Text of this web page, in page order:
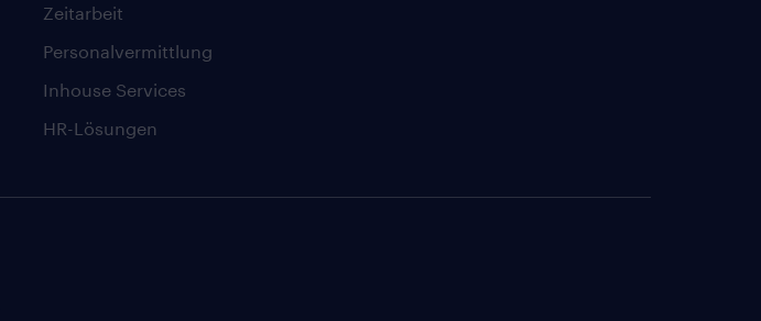
Zeitarbeit
Personalvermittlung
Inhouse Services
HR-Lösungen